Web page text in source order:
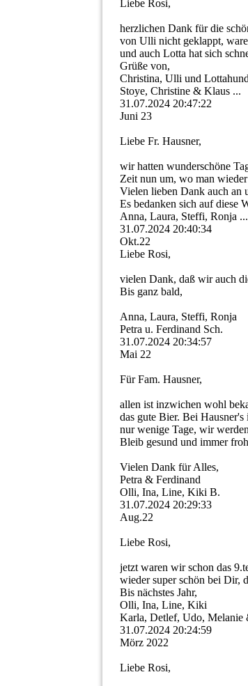
Liebe Rosi,
herzlichen Dank für die
von Ulli nicht geklappt,
und auch Lotta hat sich
Grüße von,
Christina, Ulli und Lottahund
Stoye, Christine & Klaus ...
31.07.2024 20:47:22
Juni 23
Liebe Fr. Hausner,
wir hatten wunderschöne
Zeit nun um, wo man
Vielen lieben Dank auch an
Es bedanken sich auf diese
Anna, Laura, Steffi, Ronja ...
31.07.2024 20:40:34
Okt.22
Liebe Rosi,
vielen Dank, daß wir auch
Bis ganz bald,
Anna, Laura, Steffi, Ronja
Petra u. Ferdinand Sch.
31.07.2024 20:34:57
Mai 22
Für Fam. Hausner,
allen ist inzwichen wohl
das gute Bier. Bei
nur wenige Tage, wir
Bleib gesund und immer
Vielen Dank für Alles,
Petra & Ferdinand
Olli, Ina, Line, Kiki B.
31.07.2024 20:29:33
Aug.22
Liebe Rosi,
jetzt waren wir schon das
wieder super schön bei Dir,
Bis nächstes Jahr,
Olli, Ina, Line, Kiki
Karla, Detlef, Udo, Melanie
31.07.2024 20:24:59
Mörz 2022
Liebe Rosi,